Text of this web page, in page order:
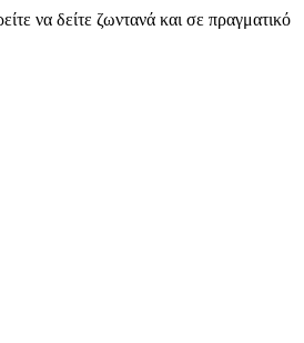
να δείτε ζωντανά και σε πραγματικό